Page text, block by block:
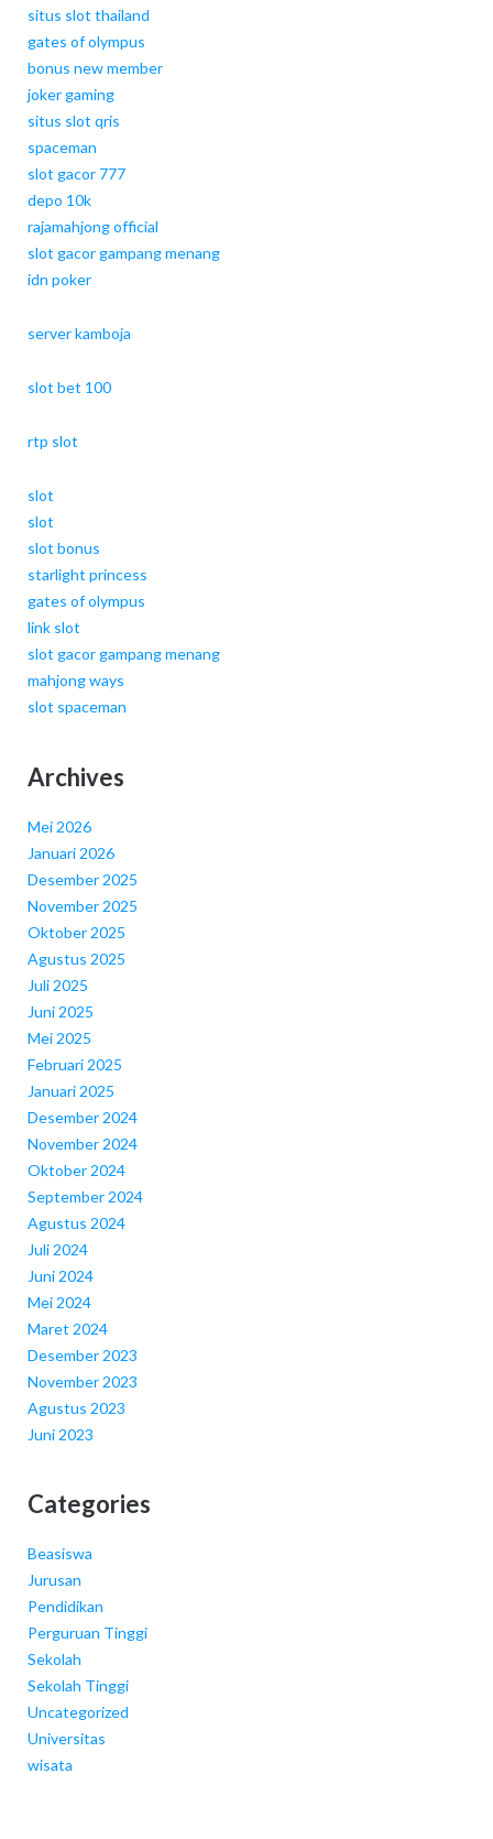
situs slot thailand
gates of olympus
bonus new member
joker gaming
situs slot qris
spaceman
slot gacor 777
depo 10k
rajamahjong official
slot gacor gampang menang
idn poker
server kamboja
slot bet 100
rtp slot
slot
slot
slot bonus
starlight princess
gates of olympus
link slot
slot gacor gampang menang
mahjong ways
slot spaceman
Archives
Mei 2026
Januari 2026
Desember 2025
November 2025
Oktober 2025
Agustus 2025
Juli 2025
Juni 2025
Mei 2025
Februari 2025
Januari 2025
Desember 2024
November 2024
Oktober 2024
September 2024
Agustus 2024
Juli 2024
Juni 2024
Mei 2024
Maret 2024
Desember 2023
November 2023
Agustus 2023
Juni 2023
Categories
Beasiswa
Jurusan
Pendidikan
Perguruan Tinggi
Sekolah
Sekolah Tinggi
Uncategorized
Universitas
wisata